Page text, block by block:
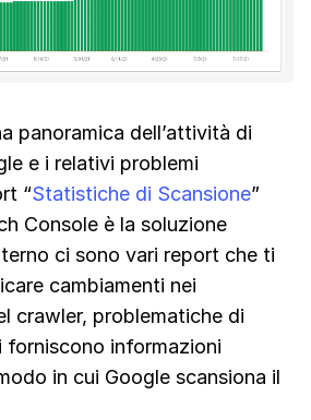
panoramica dell’attività di
e i relativi problemi
“Statistiche di Scansione”
Console è la soluzione
ci sono vari report che ti
cambiamenti nei
crawler, problematiche di
forniscono informazioni
in cui Google scansiona il